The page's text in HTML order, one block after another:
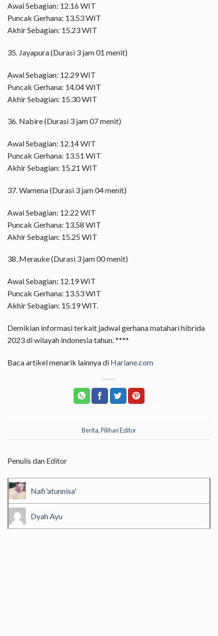
Awal Sebagian: 12.16 WIT
Puncak Gerhana: 13.53 WIT
Akhir Sebagian: 15.23 WIT
35. Jayapura (Durasi 3 jam 01 menit)
Awal Sebagian: 12.29 WIT
Puncak Gerhana: 14.04 WIT
Akhir Sebagian: 15.30 WIT
36. Nabire (Durasi 3 jam 07 menit)
Awal Sebagian: 12.14 WIT
Puncak Gerhana: 13.51 WIT
Akhir Sebagian: 15.21 WIT
37. Wamena (Durasi 3 jam 04 menit)
Awal Sebagian: 12.22 WIT
Puncak Gerhana: 13.58 WIT
Akhir Sebagian: 15.25 WIT
38. Merauke (Durasi 3 jam 00 menit)
Awal Sebagian: 12.19 WIT
Puncak Gerhana: 13.53 WIT
Akhir Sebagian: 15.19 WIT.
Demikian informasi terkait jadwal gerhana matahari hibrida
2023 di wilayah indonesia tahun. ****
Baca artikel menarik lainnya di Hariane.com
Berita,Pilihan Editor
Penulis dan Editor
Nafi'atunnisa'
Dyah Ayu